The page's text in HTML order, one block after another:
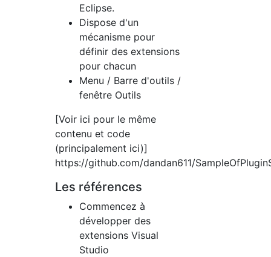
Eclipse.
Dispose d'un
mécanisme pour
définir des extensions
pour chacun
Menu / Barre d'outils /
fenêtre Outils
[Voir ici pour le même
contenu et code
(principalement ici)]
https://github.com/dandan611/
Les références
Commencez à
développer des
extensions Visual
Studio